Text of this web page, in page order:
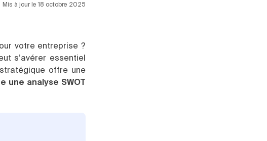
Mis à jour le 18 octobre 2025
votre entreprise ?
s’avérer essentiel
offre une
une analyse SWOT